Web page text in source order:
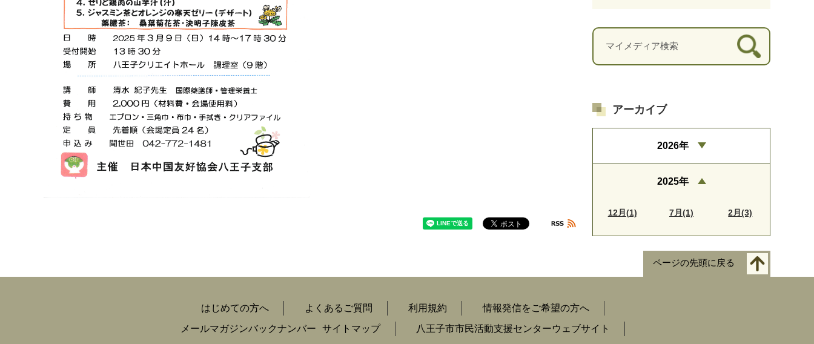
マイメディア検索
アーカイブ
2026年
2025年
12月(1) 7月(1) 2月(3)
ページの先頭に戻る
はじめての方へ よくあるご質問 利用規約
情報発信をご希望の方へ
メールマガジンバックナンバー
サイトマップ
八王子市市民活動支援センターウェブサイト